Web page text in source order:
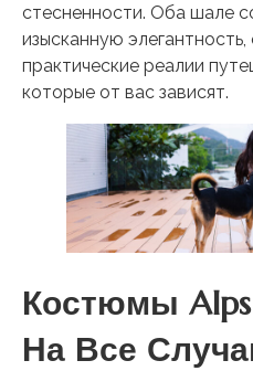
стесненности. Оба шале
изысканную
практические реалии
которые от вас зависят.
Костюмы
На Все